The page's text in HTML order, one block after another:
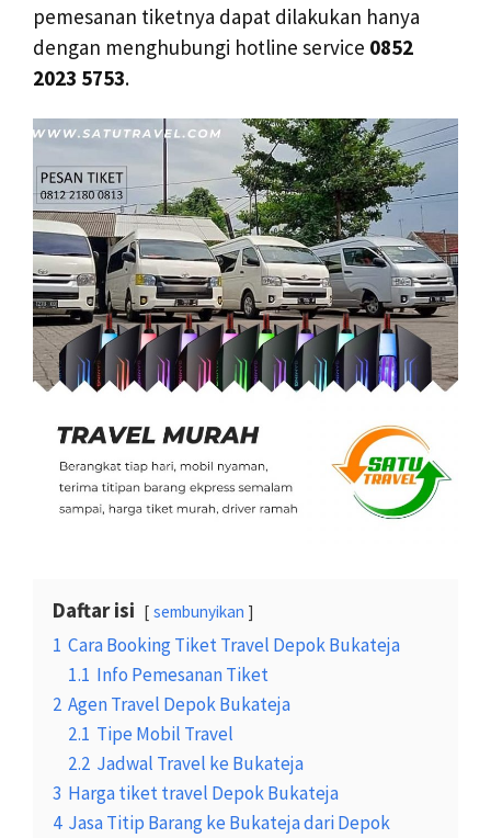
pemesanan tiketnya dapat dilakukan hanya
dengan menghubungi hotline service 0852
2023 5753.
Daftar isi sembunyikan
1 Cara Booking Tiket Travel Depok Bukateja
1.1 Info Pemesanan Tiket
2 Agen Travel Depok Bukateja
2.1 Tipe Mobil Travel
2.2 Jadwal Travel ke Bukateja
3 Harga tiket travel Depok Bukateja
4 Jasa Titip Barang ke Bukateja dari Depok